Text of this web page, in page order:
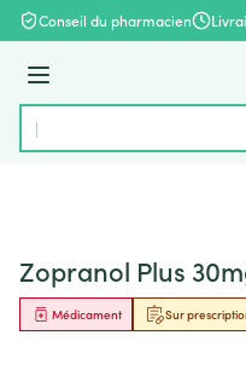
Aller au contenu
Conseil du pharmacien
Menu
Rechercher
Zopranol Plus
Sur
Médicament